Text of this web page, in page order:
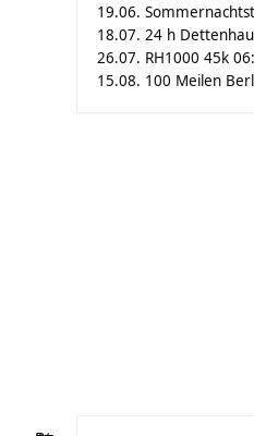
19.06.
18.07. 24 h
26.07. RH1000 45k
15.08. 100 Meilen